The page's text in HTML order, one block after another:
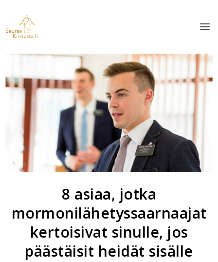
8 asiaa, jotka
mormonilähetyssaarnaajat
kertoisivat sinulle, jos
päästäisit heidät sisälle